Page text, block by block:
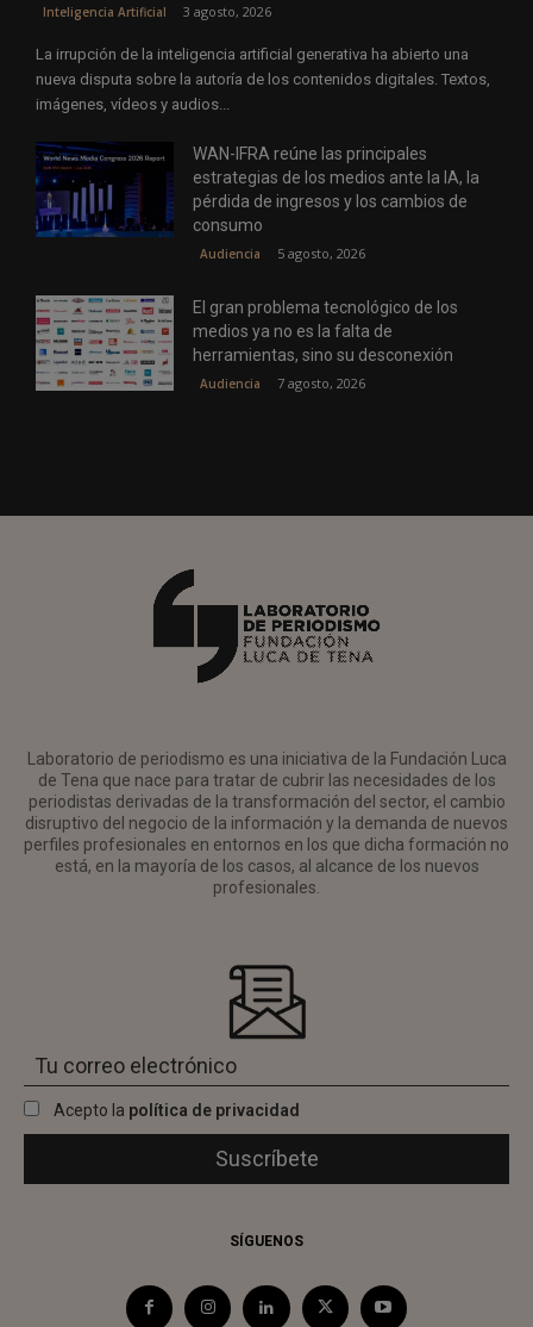
Inteligencia Artificial 3 agosto, 2026
La irrupción de la inteligencia artificial generativa ha abierto una
nueva disputa sobre la autoría de los contenidos digitales. Textos,
imágenes, vídeos y audios...
WAN-IFRA reúne las principales
estrategias de los medios ante la IA, la
pérdida de ingresos y los cambios de
consumo
Audiencia 5 agosto, 2026
El gran problema tecnológico de los
medios ya no es la falta de
herramientas, sino su desconexión
Audiencia 7 agosto, 2026
Laboratorio de periodismo es una iniciativa de la Fundación Luca
de Tena que nace para tratar de cubrir las necesidades de los
periodistas derivadas de la transformación del sector, el cambio
disruptivo del negocio de la información y la demanda de nuevos
perfiles profesionales en entornos en los que dicha formación no
está, en la mayoría de los casos, al alcance de los nuevos
profesionales.
Acepto la política de privacidad
SÍGUENOS